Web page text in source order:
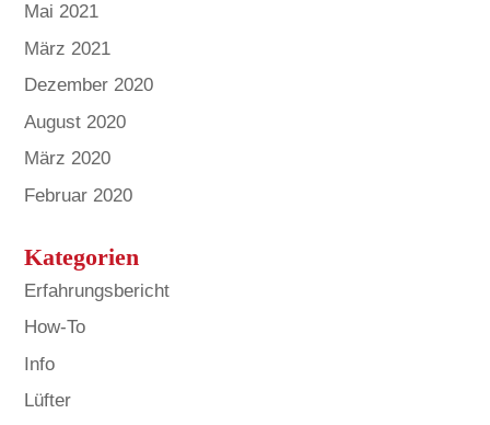
Mai 2021
März 2021
Dezember 2020
August 2020
März 2020
Februar 2020
Kategorien
Erfahrungsbericht
How-To
Info
Lüfter